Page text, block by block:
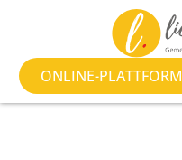
ONLINE-PLATTFORM